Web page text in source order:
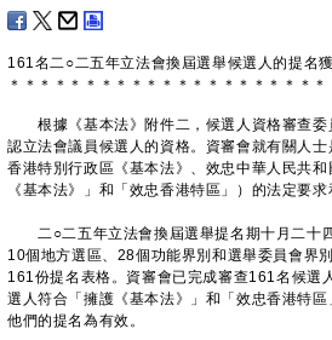
161名二○二五年立法會換屆選舉候選人的提名
＊ ＊ ＊ ＊ ＊ ＊ ＊ ＊ ＊ ＊ ＊ ＊ ＊ ＊ ＊ ＊ ＊ ＊ ＊ ＊ ＊
根據《基本法》附件二，候選人資格審查委
認立法會議員候選人的資格。資審會就有關人
香港特別行政區《基本法》、效忠中華人民共
《基本法》」和「效忠香港特區」）的法定要求
二○二五年立法會換屆選舉提名期十月二十四
10個地方選區、28個功能界別和選舉委員會界
161份提名表格。資審會已完成審查161名候選
選人符合「擁護《基本法》」和「效忠香港特
他們的提名為有效。